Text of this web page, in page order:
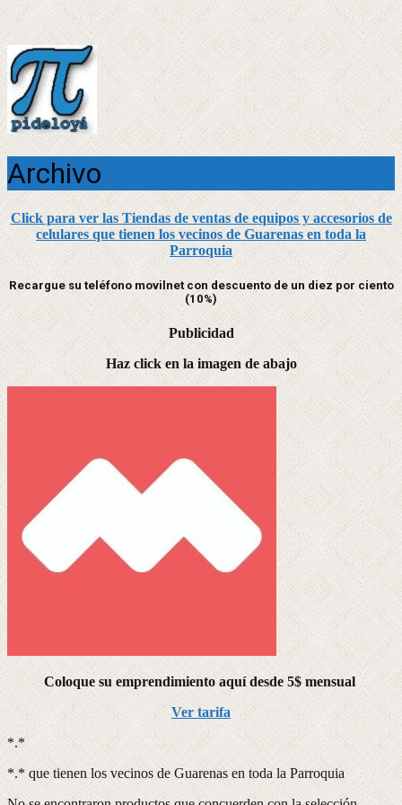
Archivo
Click para ver las Tiendas de ventas de equipos y accesorios de
celulares que tienen los vecinos de Guarenas en toda la
Parroquia
Recargue su teléfono movilnet con descuento de un diez por ciento
(10%)
Publicidad
Haz click en la imagen de abajo
Coloque su emprendimiento aquí desde 5$ mensual
Ver tarifa
*.*
*.* que tienen los vecinos de Guarenas en toda la Parroquia